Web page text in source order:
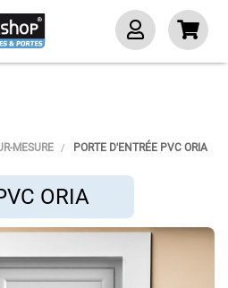
MESURE PORTE D'ENTRÉE PVC ORIA
ORIA